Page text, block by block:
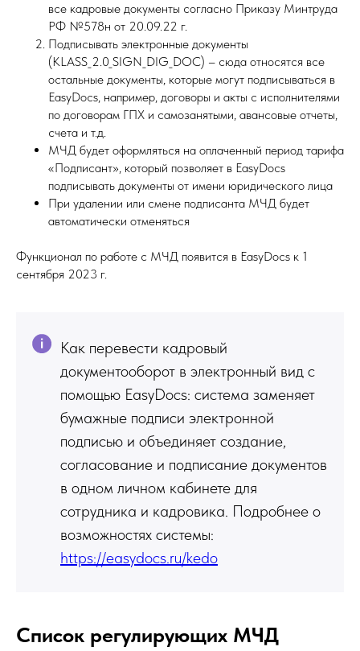
все кадровые документы согласно Приказу Минтруда
РФ №578н от 20.09.22 г.
Подписывать электронные документы
(KLASS_2.0_SIGN_DIG_DOC) – сюда относятся все
остальные документы, которые могут подписываться в
EasyDocs, например, договоры и акты с исполнителями
по договорам ГПХ и самозанятыми, авансовые отчеты,
счета и т.д.
МЧД будет оформляться на оплаченный период тарифа
«Подписант», который позволяет в EasyDocs
подписывать документы от имени юридического лица
При удалении или смене подписанта МЧД будет
автоматически отменяться
Функционал по работе с МЧД появится в EasyDocs к 1
сентября 2023 г.
Как перевести кадровый
документооборот в электронный вид с
помощью EasyDocs: система заменяет
бумажные подписи электронной
подписью и объединяет создание,
согласование и подписание документов
в одном личном кабинете для
сотрудника и кадровика. Подробнее о
возможностях системы:
https://easydocs.ru/kedo
Список регулирующих МЧД